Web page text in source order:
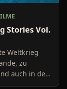
Stories Vol.
Weltkrieg
zu
auch in der
die